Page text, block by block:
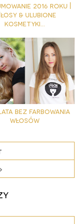
2016 roku |
& ulubione
kosmetyki...
bez farbowania
włosów